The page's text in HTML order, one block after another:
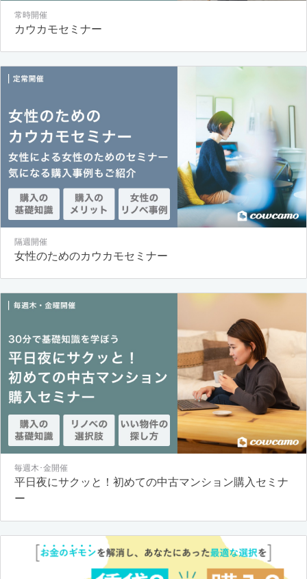
常時開催
カウカモセミナー
隔週開催
女性のためのカウカモセミナー
毎週木･金開催
平日夜にサクッと！初めての中古マンション購入セミナ
ー